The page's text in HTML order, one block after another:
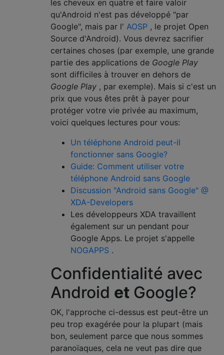
les cheveux en quatre et faire valoir
qu'Android n'est pas développé "par
Google", mais par l' AOSP , le projet Open
Source d'Android). Vous devrez sacrifier
certaines choses (par exemple, une grande
partie des applications de Google Play
sont difficiles à trouver en dehors de
Google Play , par exemple). Mais si c'est un
prix que vous êtes prêt à payer pour
protéger votre vie privée au maximum,
voici quelques lectures pour vous:
Un téléphone Android peut-il
fonctionner sans Google?
Guide: Comment utiliser votre
téléphone Android sans Google
Discussion "Android sans Google" @
XDA-Developers
Les développeurs XDA travaillent
également sur un pendant pour
Google Apps. Le projet s'appelle
NOGAPPS .
Confidentialité avec
Android et Google?
OK, l'approche ci-dessus est peut-être un
peu trop exagérée pour la plupart (mais
bon, seulement parce que nous sommes
paranoïaques, cela ne veut pas dire que